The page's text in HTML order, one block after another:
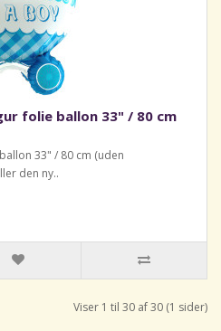
folie ballon 33" / 80 cm
33" / 80 cm (uden
den ny..
Viser 1 til 30 af 30 (1 sider)